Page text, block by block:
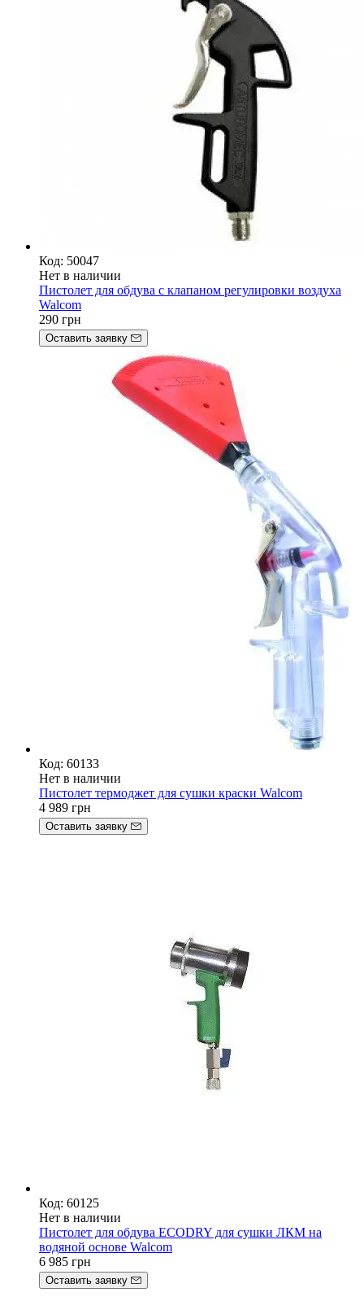
Код: 50047
Нет в наличии
Пистолет для обдува с клапаном регулировки воздуха
Walcom
290 грн
Оставить заявку
Код: 60133
Нет в наличии
Пистолет термоджет для сушки краски Walcom
4 989 грн
Оставить заявку
Код: 60125
Нет в наличии
Пистолет для обдува ECODRY для сушки ЛКМ на
водяной основе Walcom
6 985 грн
Оставить заявку